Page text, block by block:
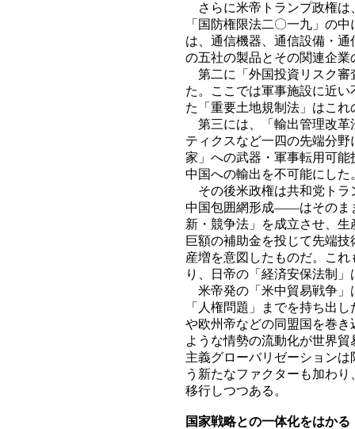
さらに米帝トランプ政権は
「国防権限法二〇一九」の
は、通信機器、通信設備・
の五社の製品とその関連企
第二に「外国投資リスク審
た。ここでは軍事施設に近
た「重要土地規制法」はこれ
第三には、「輸出管理改革
ティクスなど一四の先端分
家」への武器・軍事転用可
中国への輸出を不可能にした
その後米政権は共和党ト
中国包囲網形成――はそのま
新・競争法」を成立させ、
巨額の補助金を投じて先端
産増を意図したものだ。こ
り、日帝の「経済安保法制
米帝発の「米中貿易戦争」
「人権問題」までを持ち出
や欧州帝などの同盟国を巻
ような情勢の流動化が世界
主義グローバリゼーション
う新たなファクターも加わ
移行しつつある。
国家戦略との一体化をはか